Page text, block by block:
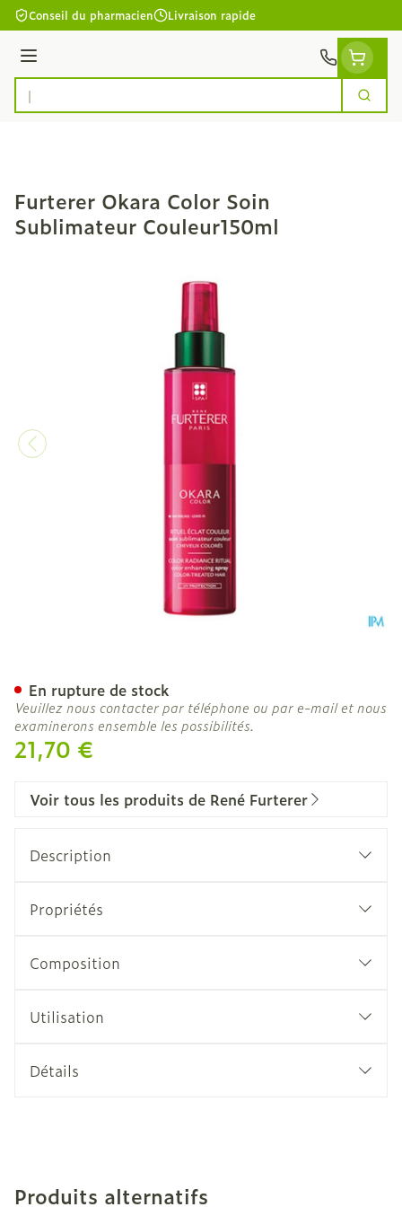
Aller au contenu
Conseil du pharmacien Livraison rapide
Menu
Rechercher
Furterer Okara Color Soin
Sublimateur Couleur150ml
21,70 €
En rupture de stock
Veuillez nous contacter par téléphone ou par e-mail et nous
examinerons ensemble les possibilités.
Voir tous les produits de René Furterer
Description
Propriétés
Composition
Utilisation
Détails
Produits alternatifs